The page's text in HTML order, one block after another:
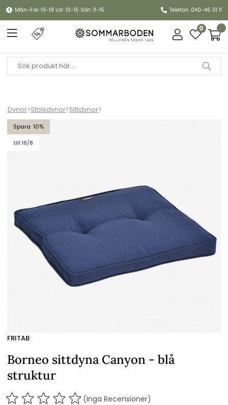
Mån-Fre: 10-18 Lör: 10-15 Sön: 11-15 Telefon: 040-45 01 11
0
Dynor>Stolsdynor>Sittdynor>
10
till 16/8
Borneo sittdyna Canyon - blå struktur
FRITAB
Borneo sittdyna Canyon - blå
struktur
(Inga Recensioner)